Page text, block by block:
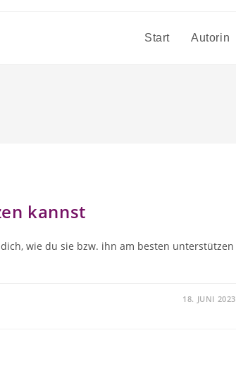
Start Autorin
kannst
wie du sie bzw. ihn am besten unterstützen
18. JUNI 2023